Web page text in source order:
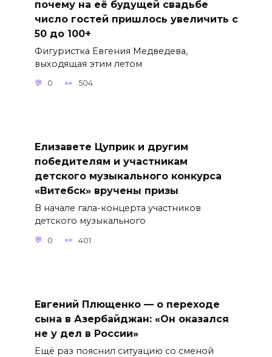
почему на её будущей свадьбе
число гостей пришлось увеличить с
50 до 100+
Фигуристка Евгения Медведева,
выходящая этим летом
0 504
Елизавете Цуприк и другим
победителям и участникам
детского музыкального конкурса
«Витебск» вручены призы
В начале гала-концерта участников
детского музыкального
0 401
Евгений Плющенко — о переходе
сына в Азербайджан: «Он оказался
не у дел в России»
Ещё раз пояснил ситуацию со сменой